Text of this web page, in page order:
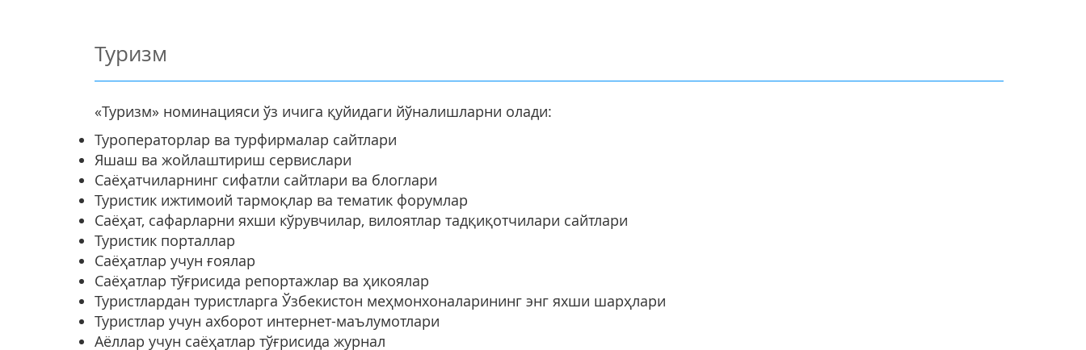
Туризм
«Туризм» номинацияси ўз ичига қуйидаги йўналишларни олади:
Туроператорлар ва турфирмалар сайтлари
Яшаш ва жойлаштириш сервислари
Саёҳатчиларнинг сифатли сайтлари ва блоглари
Туристик ижтимоий тармоқлар ва тематик форумлар
Саёҳат, сафарларни яхши кўрувчилар, вилоятлар тадқиқотчилари сайтлари
Туристик порталлар
Саёҳатлар учун ғоялар
Саёҳатлар тўғрисида репортажлар ва ҳикоялар
Туристлардан туристларга Ўзбекистон меҳмонхоналарининг энг яхши шарҳлари
Туристлар учун ахборот интернет-маълумотлари
Аёллар учун саёҳатлар тўғрисида журнал